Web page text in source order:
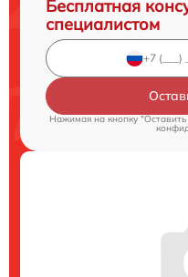
Бесплатная
специалистом
Нажимая на кнопку